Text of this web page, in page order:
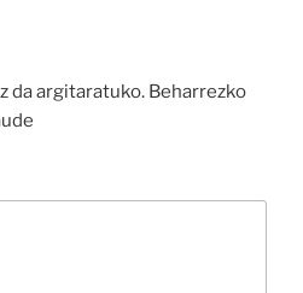
da argitaratuko. Beharrezko